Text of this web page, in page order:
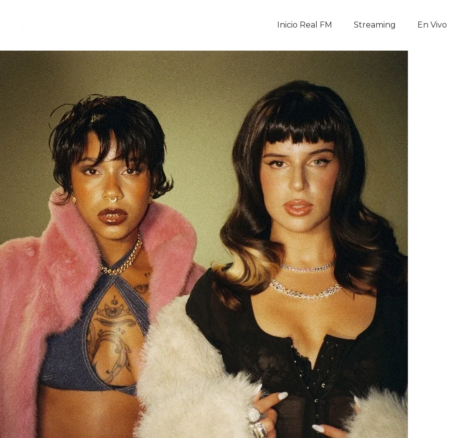
Inicio Real FM Streaming En Vivo
En Vivo
Descarga La APP
Programas
Noticias
Equipo
Sobre Nosotros
Contactos